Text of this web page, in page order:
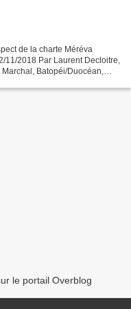
de la charte Méréva
11/2018 Par Laurent Decloitre,
Batopéi/Duocéan,
le portail Overblog